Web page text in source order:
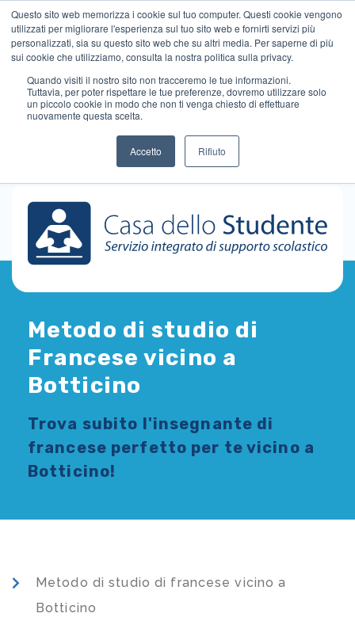
Questo sito web memorizza i cookie sul tuo computer. Questi cookie vengono
utilizzati per migliorare l'esperienza sul tuo sito web e fornirti servizi più
personalizzati, sia su questo sito web che su altri media. Per saperne di più
sui cookie che utilizziamo, consulta la nostra politica sulla privacy.
Quando visiti il ​​nostro sito non tracceremo le tue informazioni.
Tuttavia, per poter rispettare le tue preferenze, dovremo utilizzare solo
un piccolo cookie in modo che non ti venga chiesto di effettuare
nuovamente questa scelta.
Accetto Rifiuto
Metodo di studio di
Francese vicino a
Botticino
Trova subito l'insegnante di
francese perfetto per te vicino a
Botticino!
Metodo di studio di francese vicino a
Botticino